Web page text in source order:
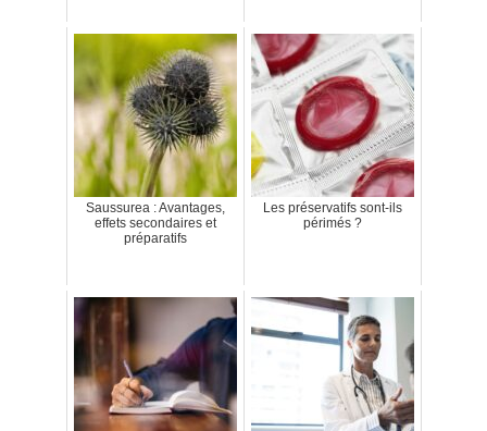
Saussurea : Avantages,
effets secondaires et
préparatifs
Les préservatifs sont-ils
périmés ?